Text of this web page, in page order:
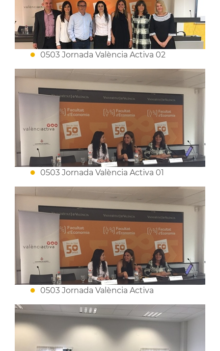
0503 Jornada València Activa 02
0503 Jornada València Activa 01
0503 Jornada València Activa